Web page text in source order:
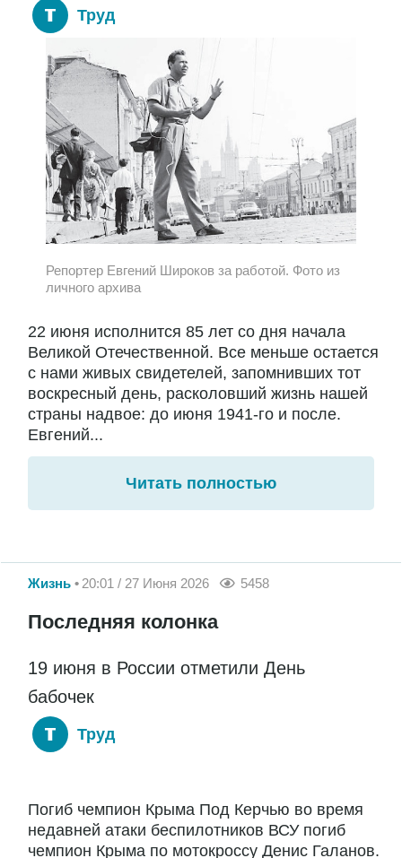
Труд
Репортер Евгений Широков за работой. Фото из
личного архива
22 июня исполнится 85 лет со дня начала
Великой Отечественной. Все меньше остается
с нами живых свидетелей, запомнивших тот
воскресный день, расколовший жизнь нашей
страны надвое: до июня 1941-го и после.
Евгений...
Читать полностью
Жизнь 20:01 / 27 Июня 2026 5458
Последняя колонка
19 июня в России отметили День
бабочек
Труд
Погиб чемпион Крыма Под Керчью во время
недавней атаки беспилотников ВСУ погиб
чемпион Крыма по мотокроссу Денис Галанов.